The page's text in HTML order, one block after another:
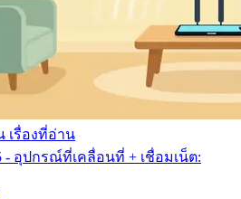
เรื่องที่อ่าน
- อุปกรณ์ที่เคลื่อนที่ + เชื่อมเน็ต: